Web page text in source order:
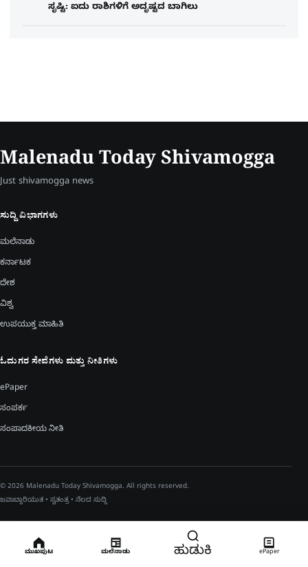
ಸೃಷ್ಟಿ: ಐದು ರಾಶಿಗಳಿಗೆ ಅದೃಷ್ಟದ ಬಾಗಿಲು
Malenadu Today Shivamogga
Just shivamogga news
ಸುದ್ದಿ ವಿಭಾಗಗಳು
ಮಲೆನಾಡು
ಕರ್ನಾಟಕ
ದೇಶ
ವಿಶ್ವ
ಉಪಯುಕ್ತ ಮಾಹಿತಿ
ಓದುಗರ ಸೇವೆಗಳು ಮತ್ತು ನೀತಿಗಳು
ePaper
ಸಂಪರ್ಕ
ಸಂಪಾದಕೀಯ ನೀತಿ
© 2026 Malenadu Today Shivamogga. All rights reserved.
ಜವಾಬ್ದಾರಿಯುತ • ಸ್ವತಂತ್ರ • ನೆಲದ ಸುದ್ದಿ
ಮುಖಪುಟ ಮಲೆನಾಡು ಹುಡುಕಿ ePaper